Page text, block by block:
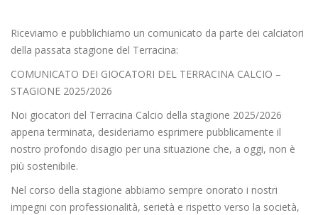
Riceviamo e pubblichiamo un comunicato da parte dei calciatori
della passata stagione del Terracina:
COMUNICATO DEI GIOCATORI DEL TERRACINA CALCIO –
STAGIONE 2025/2026
Noi giocatori del Terracina Calcio della stagione 2025/2026
appena terminata, desideriamo esprimere pubblicamente il
nostro profondo disagio per una situazione che, a oggi, non è
più sostenibile.
Nel corso della stagione abbiamo sempre onorato i nostri
impegni con professionalità, serietà e rispetto verso la società,